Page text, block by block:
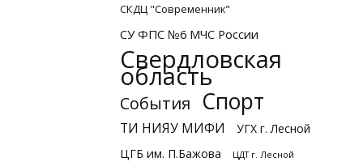
СКДЦ "Современник"
СУ ФПС №6 МЧС России
Свердловская
область
События Спорт
ТИ НИЯУ МИФИ
УГХ г. Лесной
ЦГБ им. П.Бажова
ЦДТ г. Лесной